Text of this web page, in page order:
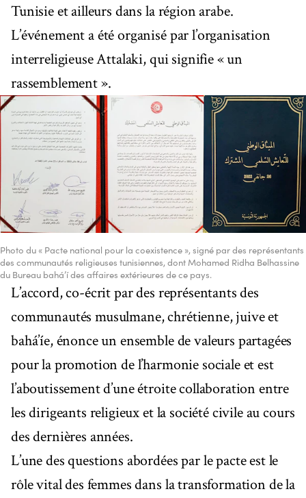
Tunisie et ailleurs dans la région arabe.
L’événement a été organisé par l’organisation
interreligieuse Attalaki, qui signifie « un
rassemblement ».
Photo du « Pacte national pour la coexistence », signé par des représentants
des communautés religieuses tunisiennes, dont Mohamed Ridha Belhassine
du Bureau bahá’í des affaires extérieures de ce pays.
L’accord, co-écrit par des représentants des
communautés musulmane, chrétienne, juive et
bahá’íe, énonce un ensemble de valeurs partagées
pour la promotion de l’harmonie sociale et est
l’aboutissement d’une étroite collaboration entre
les dirigeants religieux et la société civile au cours
des dernières années.
L’une des questions abordées par le pacte est le
rôle vital des femmes dans la transformation de la